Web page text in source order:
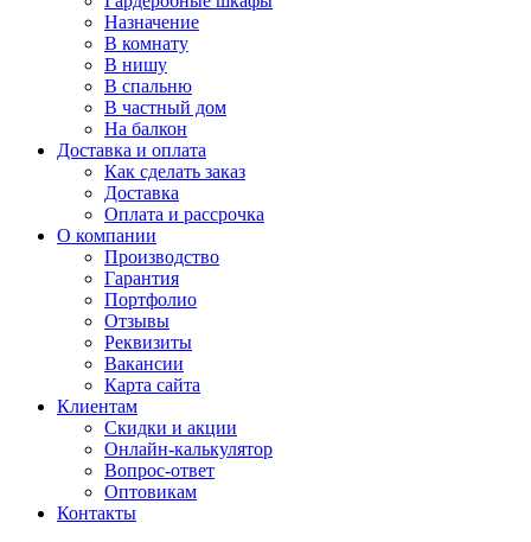
Назначение
В комнату
В нишу
В спальню
В частный дом
На балкон
Доставка и оплата
Как сделать заказ
Доставка
Оплата и рассрочка
О компании
Производство
Гарантия
Портфолио
Отзывы
Реквизиты
Вакансии
Карта сайта
Клиентам
Скидки и акции
Онлайн-калькулятор
Вопрос-ответ
Оптовикам
Контакты